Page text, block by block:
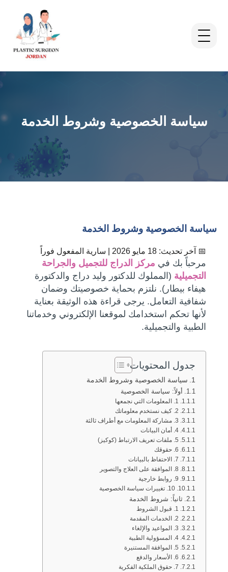
سياسة الخصوصية وشروط الخدمة
سياسة الخصوصية وشروط الخدمة
📅 آخر تحديث: 18 مايو 2026 | سارية المفعول فوراً
مرحباً بك في مركز الدراج للتجميل والجراحة
التجميلية (المملوك للدكتور وليد دراج والدكتورة
هيفاء بيطار). نلتزم بحماية خصوصيتك وضمان
شفافية التعامل. يرجى قراءة هذه الوثيقة بعناية
لأنها تحكم استخدامك لموقعنا الإلكتروني وخدماتنا
الطبية والتجميلية.
جدول المحتويات
سياسة الخصوصية وشروط الخدمة
أولاً: سياسة الخصوصية
1. المعلومات التي نجمعها
2. كيف نستخدم معلوماتك
3. مشاركة المعلومات مع أطراف ثالثة
4. أمان البيانات
5. ملفات تعريف الارتباط (كوكيز)
6. حقوقك
7. الاحتفاظ بالبيانات
8. الموافقة على العلاج والتصوير
9. روابط خارجية
10. تغييرات سياسة الخصوصية
ثانياً: شروط الخدمة
1. قبول الشروط
2. الخدمات المقدمة
3. المواعيد والإلغاء
4. المسؤولية الطبية
5. الموافقة المستنيرة
6. الأسعار والدفع
7. حقوق الملكية الفكرية